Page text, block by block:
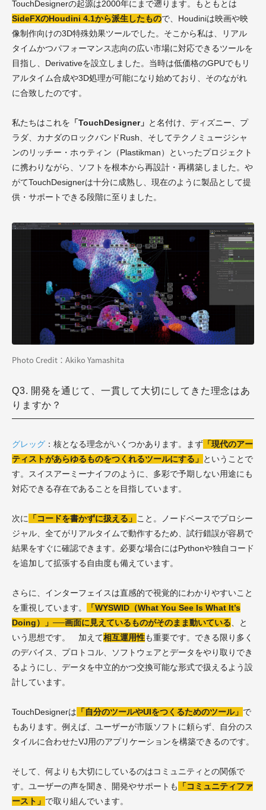
TouchDesignerの起源は2000年にまで遡ります。もともとは
SideFXのHoudini 4.1から派生したもので、Houdiniは映画や映
像制作向けの3D特殊効果ツールでした。そこから私は、リアル
タイムかつパフォーマンス志向の広い市場に対応できるツールを
目指し、Derivativeを設立しました。当時は低価格のGPUでもリ
アルタイム合成や3D処理が可能になり始めており、そのながれ
に合致したのです。
私たちはこれを 「TouchDesigner」 と名付け、ディズニー、プ
ラダ、カナダのロックバンドRush、そしてテクノミュージシャ
ンのリッチー・ホゥティン（Plastikman）といったプロジェクト
に携わりながら、ソフトを根本から再設計・再構築しました。や
がてTouchDesignerは十分に成熟し、現在のように製品として提
供・サポートできる段階に至りました。
Photo Credit：Akiko Yamashita
Q3. 開発を通じて、一貫して大切にしてきた理念はあ
りますか？
グレッグ ：核となる理念がいくつかあります。まず 「現代のアー
ティストがあらゆるものをつくれるツールにする」 ということで
す。スイスアーミーナイフのように、多彩で予期しない用途にも
対応できる存在であることを目指しています。
次に 「コードを書かずに扱える」 こと。ノードベースでプロシー
ジャル、全てがリアルタイムで動作するため、試行錯誤が容易で
結果をすぐに確認できます。必要な場合にはPythonや独自コード
を追加して拡張する自由度も備えています。
さらに、インターフェイスは直感的で視覚的にわかりやすいこと
を重視しています。
「WYSWID（What You See Is What It’s
Doing）」──画面に見えているものがそのまま動いている 、と
いう思想です。 加えて相互運用性も重要です。できる限り多く
のデバイス、プロトコル、ソフトウェアとデータをやり取りでき
るようにし、データを中立的かつ交換可能な形式で扱えるよう設
計しています。
TouchDesignerは 「自分のツールやUIをつくるためのツール」 で
もあります。例えば、ユーザーが市販ソフトに頼らず、自分のス
タイルに合わせたVJ用のアプリケーションを構築できるのです。
そして、何よりも大切にしているのはコミュニティとの関係で
す。ユーザーの声を聞き、開発やサポートも
「コミュニティファ
ースト」 で取り組んでいます。